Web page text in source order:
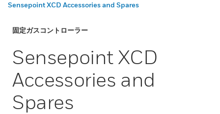
Sensepoint XCD Accessories and Spares
固定ガスコントローラー
Sensepoint XCD
Accessories and
Spares